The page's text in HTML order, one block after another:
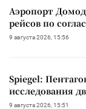
Аэропорт
рейсов по
9 августа 2026, 15:56
Spiegel:
исследования
9 августа 2026, 15:51